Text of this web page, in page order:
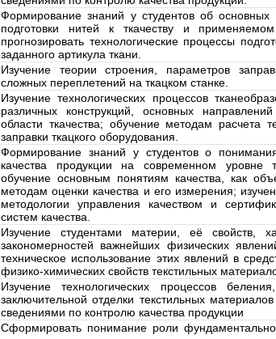
Формирование знаний у студентов об основных
подготовки нитей к ткачеству и
прогнозировать технологические процессы
заданного артикула ткани.
Изучение теории строения, параметров
сложных переплетений на ткацком станке.
Изучение технологических процессов
различных конструкций, основных
области ткачества; обучение методам расчета
заправки ткацкого оборудования.
Формирование знаний у студентов о
качества продукции на современном уровне
обучение основным понятиям качества, как
методам оценки качества и его измерения;
методологии управления качеством и
систем качества.
Изучение студентами материи, её свойств,
закономерностей важнейших физических
техническое использование этих явлений в
физико-химических свойств текстильных
Изучение технологических процессов
заключительной отделки текстильных
сведениями по контролю качества продукции
Сформировать понимание роли